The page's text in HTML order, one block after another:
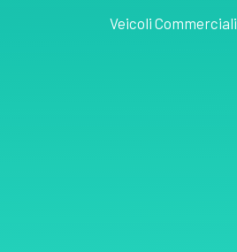
Veicoli Commerciali